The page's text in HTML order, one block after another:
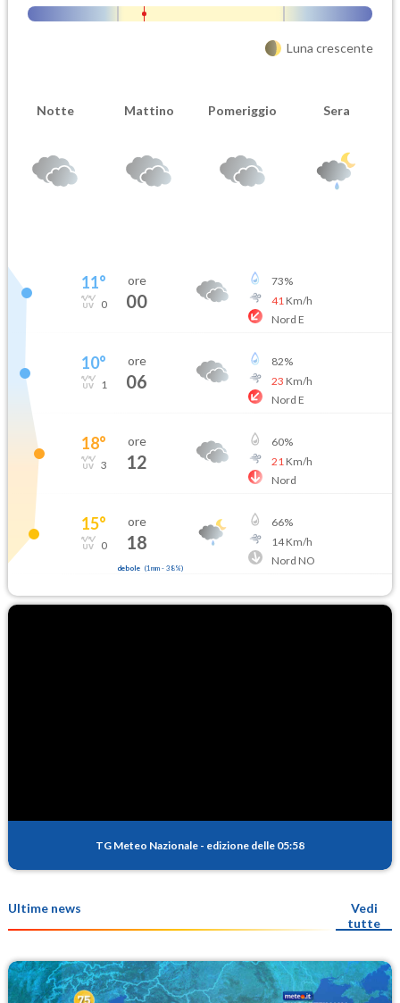
Luna crescente
Notte Mattino Pomeriggio Sera
11°
0
ore
00
73%
41 Km/h
Nord E
10°
1
ore
06
82%
23 Km/h
Nord E
18°
3
ore
12
60%
21 Km/h
Nord
15°
0
ore
18
debole (1mm- 38%)
66%
14Km/h
Nord NO
TG Meteo Nazionale - edizione delle 05:58
Ultime news
Vedi
tutte